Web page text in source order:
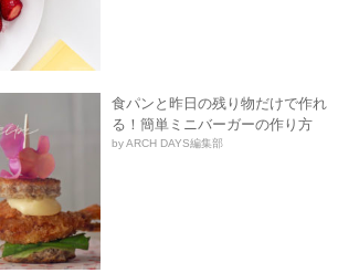
食パンと昨日の残り物だけで作れ
る！簡単ミニバーガーの作り方
by ARCH DAYS編集部